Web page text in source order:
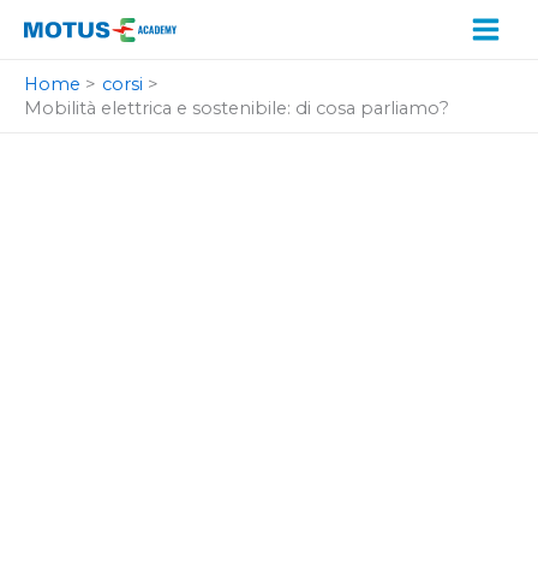
Home
corsi
Mobilità elettrica e sostenibile: di cosa parliamo?